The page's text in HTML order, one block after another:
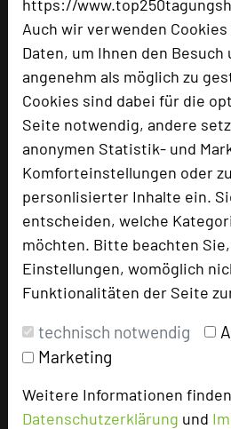
https://
Auch wir verwenden
Daten, um Ihnen den
angenehm als möglich zu
Cookies sind dabei für die
Seite notwendig, andere
anonymen Statistik- und
Komforteinstellungen oder
personlisierter Inhalte ein.
entscheiden, welche
möchten. Bitte beachten
Einstellungen, womöglich
Funktionalitäten der Seite
technisch notwendig
Marketing
Weitere Informationen
Datenschutzerklärung und
Hotel am Vitalpark
In der Leineaue 2
37308 Heilbad Heiligenstadt
phone +49 3606 6637-820
mail Email
language Homepage